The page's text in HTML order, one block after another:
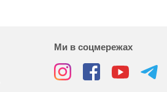
Ми в соцмережах